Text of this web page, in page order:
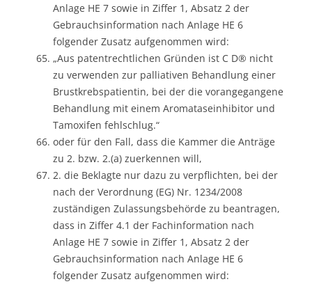
Anlage HE 7 sowie in Ziffer 1, Absatz 2 der
Gebrauchsinformation nach Anlage HE 6
folgender Zusatz aufgenommen wird:
„Aus patentrechtlichen Gründen ist C D® nicht
zu verwenden zur palliativen Behandlung einer
Brustkrebspatientin, bei der die vorangegangene
Behandlung mit einem Aromataseinhibitor und
Tamoxifen fehlschlug.“
oder für den Fall, dass die Kammer die Anträge
zu 2. bzw. 2.(a) zuerkennen will,
2. die Beklagte nur dazu zu verpflichten, bei der
nach der Verordnung (EG) Nr. 1234/2008
zuständigen Zulassungsbehörde zu beantragen,
dass in Ziffer 4.1 der Fachinformation nach
Anlage HE 7 sowie in Ziffer 1, Absatz 2 der
Gebrauchsinformation nach Anlage HE 6
folgender Zusatz aufgenommen wird: